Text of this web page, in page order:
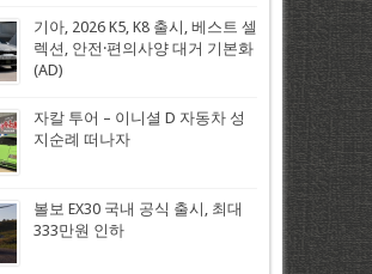
기아, 2026 K5, K8 출시, 베스트 셀
렉션, 안전·편의사양 대거 기본화
(AD)
자칼 투어 – 이니셜 D 자동차 성
지순례 떠나자
볼보 EX30 국내 공식 출시, 최대
333만원 인하